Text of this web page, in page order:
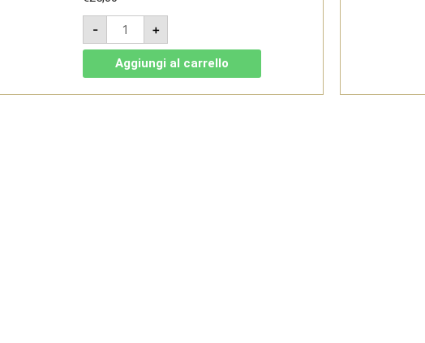
-
Podere
Brizio
2022
Rosso
di
Montalcino
+
Aggiungi al carrello